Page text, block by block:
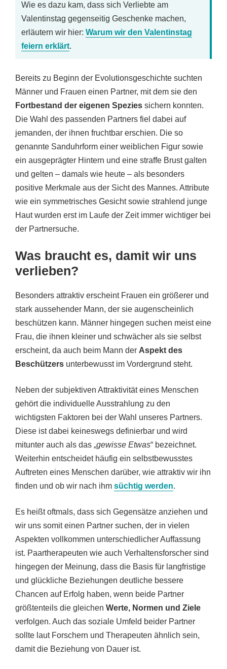
Wie es dazu kam, dass sich Verliebte am
Valentinstag gegenseitig Geschenke machen,
erläutern wir hier: Warum wir den Valentinstag
feiern erklärt.
Bereits zu Beginn der Evolutionsgeschichte suchten
Männer und Frauen einen Partner, mit dem sie den
Fortbestand der eigenen Spezies sichern konnten.
Die Wahl des passenden Partners fiel dabei auf
jemanden, der ihnen fruchtbar erschien. Die so
genannte Sanduhrform einer weiblichen Figur sowie
ein ausgeprägter Hintern und eine straffe Brust galten
und gelten – damals wie heute – als besonders
positive Merkmale aus der Sicht des Mannes. Attribute
wie ein symmetrisches Gesicht sowie strahlend junge
Haut wurden erst im Laufe der Zeit immer wichtiger bei
der Partnersuche.
Was braucht es, damit wir uns
verlieben?
Besonders attraktiv erscheint Frauen ein größerer und
stark aussehender Mann, der sie augenscheinlich
beschützen kann. Männer hingegen suchen meist eine
Frau, die ihnen kleiner und schwächer als sie selbst
erscheint, da auch beim Mann der Aspekt des
Beschützers unterbewusst im Vordergrund steht.
Neben der subjektiven Attraktivität eines Menschen
gehört die individuelle Ausstrahlung zu den
wichtigsten Faktoren bei der Wahl unseres Partners.
Diese ist dabei keineswegs definierbar und wird
mitunter auch als das „gewisse Etwas“ bezeichnet.
Weiterhin entscheidet häufig ein selbstbewusstes
Auftreten eines Menschen darüber, wie attraktiv wir ihn
finden und ob wir nach ihm süchtig werden.
Es heißt oftmals, dass sich Gegensätze anziehen und
wir uns somit einen Partner suchen, der in vielen
Aspekten vollkommen unterschiedlicher Auffassung
ist. Paartherapeuten wie auch Verhaltensforscher sind
hingegen der Meinung, dass die Basis für langfristige
und glückliche Beziehungen deutliche bessere
Chancen auf Erfolg haben, wenn beide Partner
größtenteils die gleichen Werte, Normen und Ziele
verfolgen. Auch das soziale Umfeld beider Partner
sollte laut Forschern und Therapeuten ähnlich sein,
damit die Beziehung von Dauer ist.